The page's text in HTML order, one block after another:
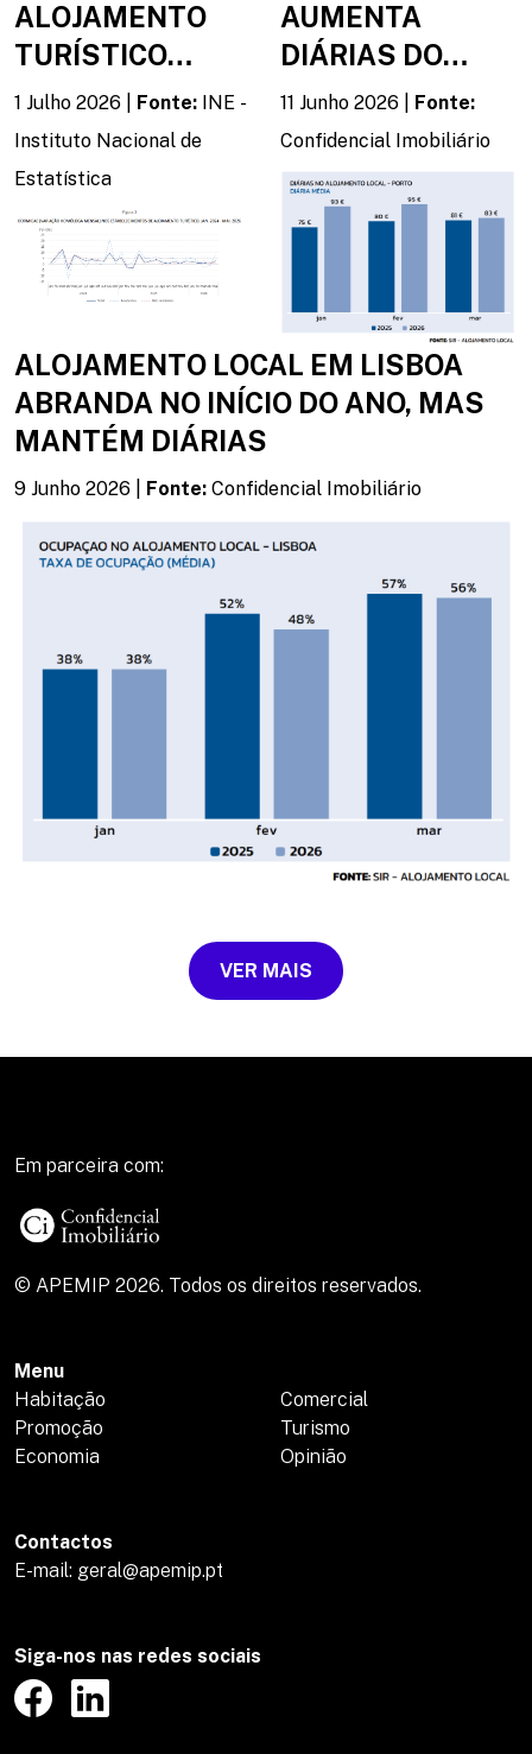
ALOJAMENTO
TURÍSTICO
VOLTA A SUBIR
EM MAIO
1 Julho 2026 | Fonte: INE -
Instituto Nacional de
Estatística
AUMENTA
DIÁRIAS DO
ALOJAMENTO
LOCAL, MAS
REDUZ
OCUPAÇÃO
11 Junho 2026 | Fonte:
Confidencial Imobiliário
ALOJAMENTO LOCAL EM LISBOA
ABRANDA NO INÍCIO DO ANO, MAS
MANTÉM DIÁRIAS
9 Junho 2026 | Fonte: Confidencial Imobiliário
VER MAIS
Em parceira com:
© APEMIP 2026. Todos os direitos reservados.
Menu
Habitação
Comercial
Promoção
Turismo
Economia
Opinião
Contactos
E-mail: geral@apemip.pt
Siga-nos nas redes sociais